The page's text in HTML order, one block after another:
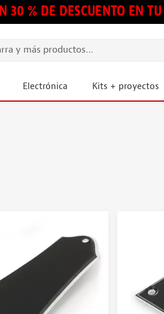
30 % DE DESCUENTO EN
Electrónica Kits + proyectos